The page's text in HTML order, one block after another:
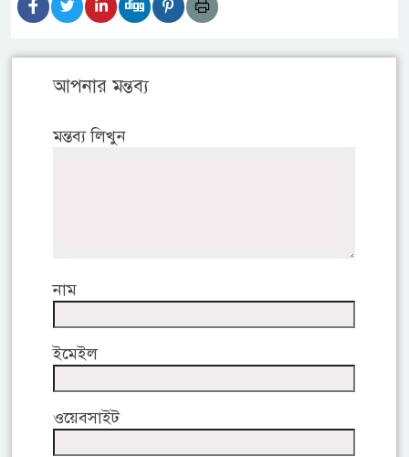
আপনার মন্তব্য
মন্তব্য লিখুন
নাম
ইমেইল
ওয়েবসাইট